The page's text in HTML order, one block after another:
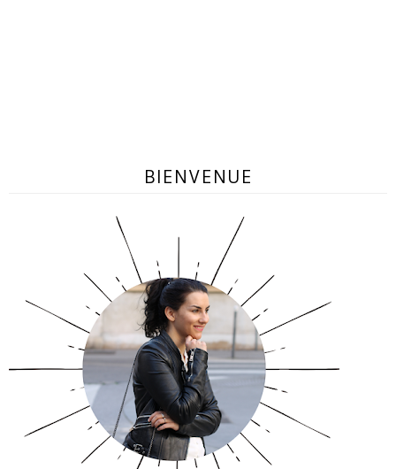
BIENVENUE